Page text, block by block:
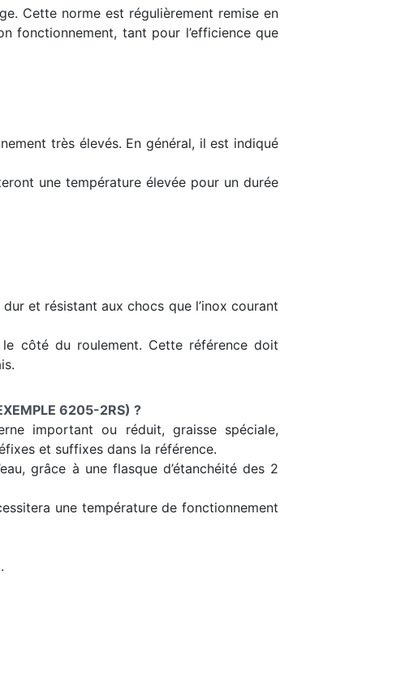
Cette norme est régulièrement remise en
fonctionnement, tant pour l’efficience que
très élevés. En général, il est indiqué
une température élevée pour un durée
et résistant aux chocs que l’inox courant
côté du roulement. Cette référence doit
6205-2RS) ?
important ou réduit, graisse spéciale,
et suffixes dans la référence.
grâce à une flasque d’étanchéité des 2
une température de fonctionnement
.